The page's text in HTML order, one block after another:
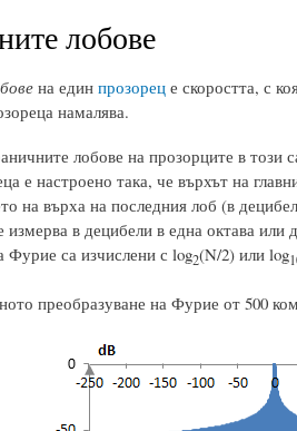
лобове
на един прозореце скоростта, с
намалява.
лобове на прозорците в
е настроено така, че върхът на
на върха на последния лоб (в
в децибели в една октава
Фурие са изчислени с log2(N/2) или log
преобразуване на Фурие от 500